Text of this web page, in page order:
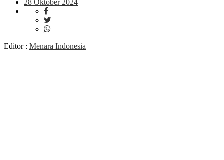
28 Oktober 2024
Editor : Menara Indonesia